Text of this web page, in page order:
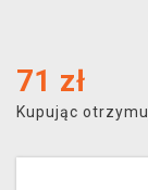
71 zł
Kupując